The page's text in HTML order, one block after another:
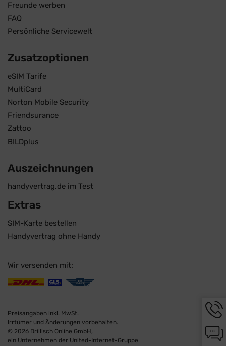
Freunde werben
FAQ
Persönliche Servicewelt
Zusatzoptionen
eSIM Tarife
MultiCard
Norton Mobile Security
Friendsurance
Zattoo
BILDplus
Auszeichnungen
handyvertrag.de im Test
Extras
SIM-Karte bestellen
Handyvertrag ohne Handy
Wir versenden mit:
Preisangaben inkl. MwSt.
Irrtümer und Änderungen vorbehalten.
© 2026 Drillisch Online GmbH,
ein Unternehmen der United-Internet-Gruppe
Chat-